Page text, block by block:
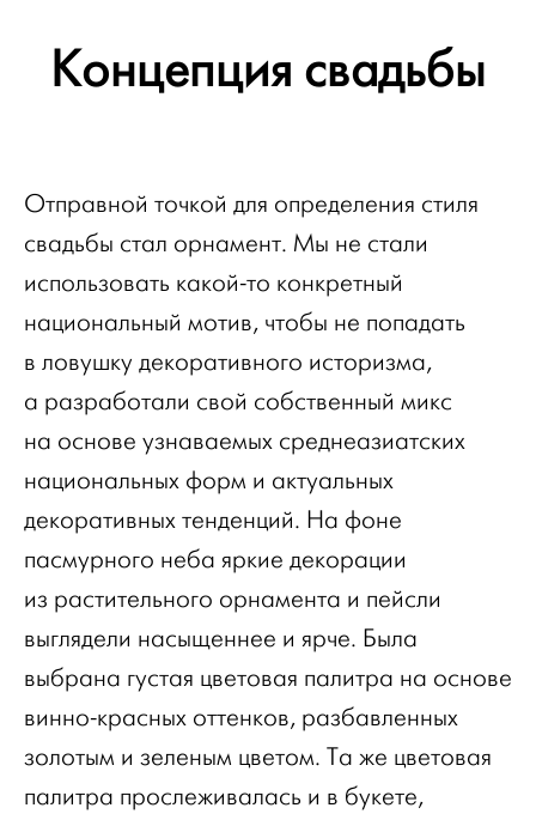
Концепция свадьбы
Отправной точкой для определения стиля
свадьбы стал орнамент. Мы не стали
использовать какой-то конкретный
национальный мотив, чтобы не попадать
в ловушку декоративного историзма,
а разработали свой собственный микс
на основе узнаваемых среднеазиатских
национальных форм и актуальных
декоративных тенденций. На фоне
пасмурного неба яркие декорации
из растительного орнамента и пейсли
выглядели насыщеннее и ярче. Была
выбрана густая цветовая палитра на основе
винно-красных оттенков, разбавленных
золотым и зеленым цветом. Та же цветовая
палитра прослеживалась и в букете,